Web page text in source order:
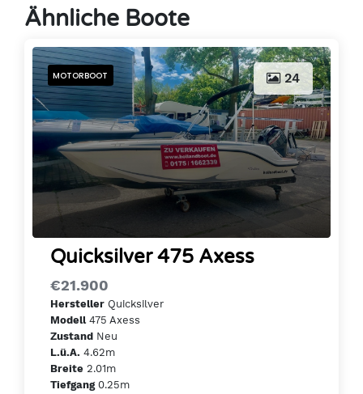
Ähnliche Boote
24
MOTORBOOT
Quicksilver 475 Axess
€21.900
Hersteller Quicksilver
Modell475 Axess
Zustand Neu
L.ü.A. 4.62m
Breite 2.01m
Tiefgang0.25m